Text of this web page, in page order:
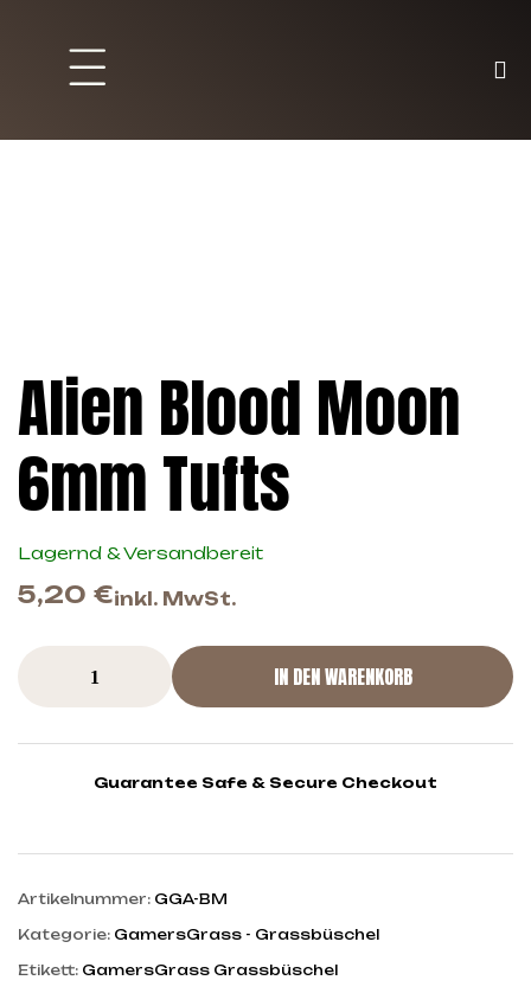
Alien Blood Moon
6mm Tufts
Lagernd & Versandbereit
5,20 €inkl. MwSt.
IN DEN WARENKORB
Guarantee Safe & Secure Checkout
Artikelnummer: GGA-BM
Kategorie: GamersGrass - Grassbüschel
Etikett: GamersGrass Grassbüschel